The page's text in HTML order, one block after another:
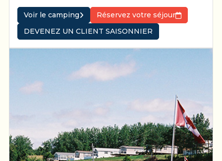
l’autoroute 20.
Voir le camping
Réservez votre séjour
DEVENEZ UN CLIENT SAISONNIER